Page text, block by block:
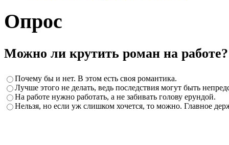
Опрос
Можно ли крутить роман на работе?
Почему бы и нет. В этом есть своя романтика.
Лучше этого не делать, ведь последствия могут быть
На работе нужно работать, а не забивать голову ерундой.
Нельзя, но если уж слишком хочется, то можно. Главное